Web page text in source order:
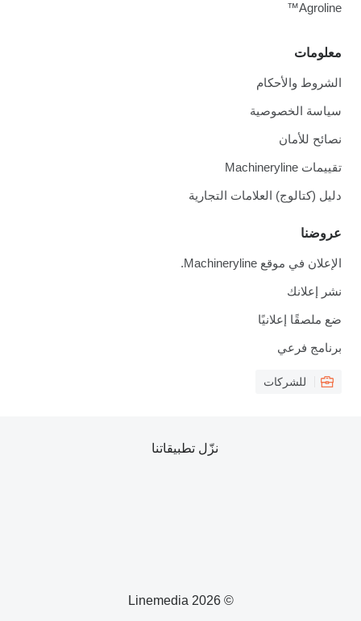
معلومات
الشروط والأحكام
سياسة الخصوصية
نصائح للأمان
تقييمات Machineryline
دليل (كتالوج) العلامات التجارية
عروضنا
الإعلان في موقع Machineryline.
نشر إعلانك
ضع ملصقًا إعلانيًا
برنامج فرعي
للشركات
Agroline™
© 2026 Linemedia
نزّل تطبيقاتنا